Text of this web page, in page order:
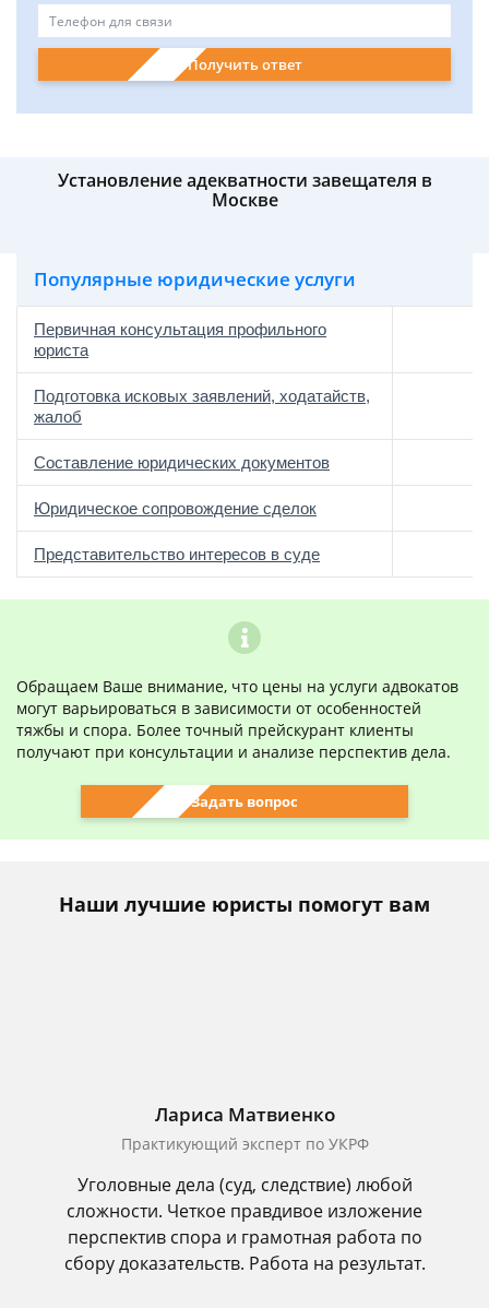
Получить ответ
Установление адекватности завещателя в
Москве
Популярные юридические услуги
Первичная консультация профильного
юриста
Подготовка исковых заявлений, ходатайств,
жалоб
Составление юридических документов
Юридическое сопровождение сделок
Представительство интересов в суде
Обращаем Ваше внимание, что цены на услуги адвокатов
могут варьироваться в зависимости от особенностей
тяжбы и спора. Более точный прейскурант клиенты
получают при консультации и анализе перспектив дела.
Задать вопрос
Наши лучшие юристы помогут вам
Лариса Матвиенко
Практикующий эксперт по УКРФ
Уголовные дела (суд, следствие) любой
сложности. Четкое правдивое изложение
перспектив спора и грамотная работа по
сбору доказательств. Работа на результат.